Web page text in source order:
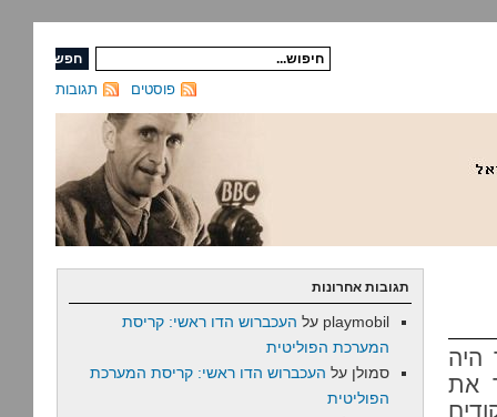
תגובות פוסטים
היה
את
תגובות אחרונות
playmobil על העכברוש הדו ראשי: קריסת
המערכת הפוליטית
סמולן על העכברוש הדו ראשי: קריסת המערכת
הפוליטית